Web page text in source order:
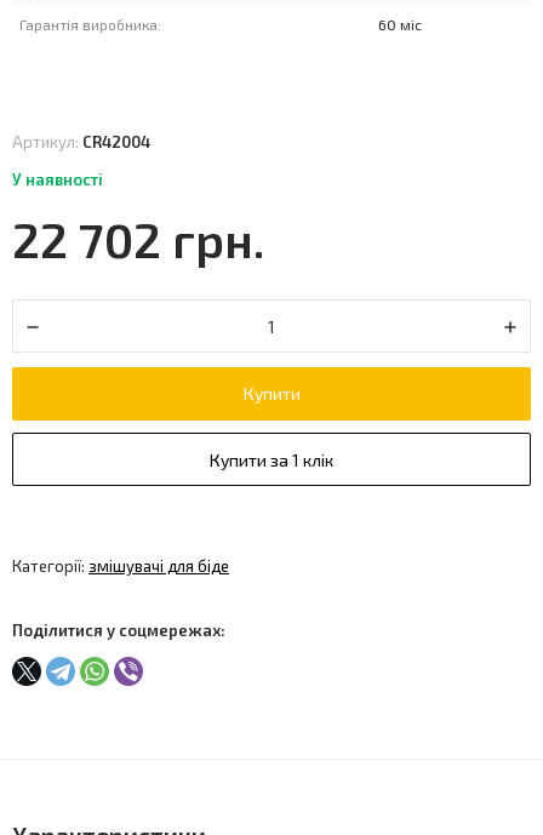
Гарантія виробника: 60 міс
Артикул: CR42004
У наявності
22 702 грн.
Купити
Купити за 1 клік
Категорії: змішувачі для біде
Поділитися у соцмережах: